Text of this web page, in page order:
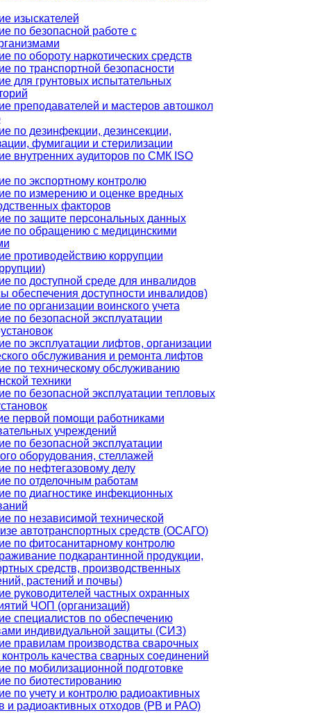
изыскателей
по безопасной работе с
по обороту наркотических средств
по транспортной безопасности
для грунтовых испытательных
преподавателей и мастеров автошкол
по дезинфекции, дезинсекции,
фумигации и стерилизации
внутренних аудиторов по СМК ISO
по экспортному контролю
по измерению и оценке вредных
факторов
по защите персональных данных
по обращению с медицинскими
противодействию коррупции
по доступной среде для инвалидов
обеспечения доступности инвалидов)
по организации воинского учета
по безопасной эксплуатации
по эксплуатации лифтов, организации
обслуживания и ремонта лифтов
по техническому обслуживанию
техники
по безопасной эксплуатации тепловых
первой помощи работниками
учреждений
по безопасной эксплуатации
оборудования, стеллажей
по нефтегазовому делу
по отделочным работам
по диагностике инфекционных
по независимой технической
автотранспортных средств (ОСАГО)
по фитосанитарному контролю
подкарантинной продукции,
средств, производственных
растений и почвы)
руководителей частных охранных
ЧОП (организаций)
специалистов по обеспечению
индивидуальной защиты (СИЗ)
правилам производства сварочных
качества сварных соединений
по мобилизационной подготовке
по биотестированию
по учету и контролю радиоактивных
и радиоактивных отходов (РВ и РАО)